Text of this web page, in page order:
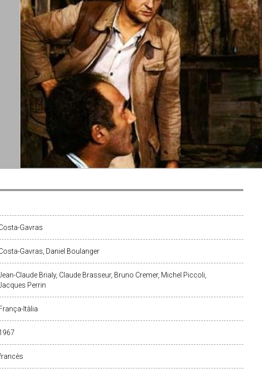
Gavras
Gavras, Daniel Boulanger
Claude Brialy, Claude Brasseur, Bruno Cremer, Michel Piccoli,
Perrin
Itàlia